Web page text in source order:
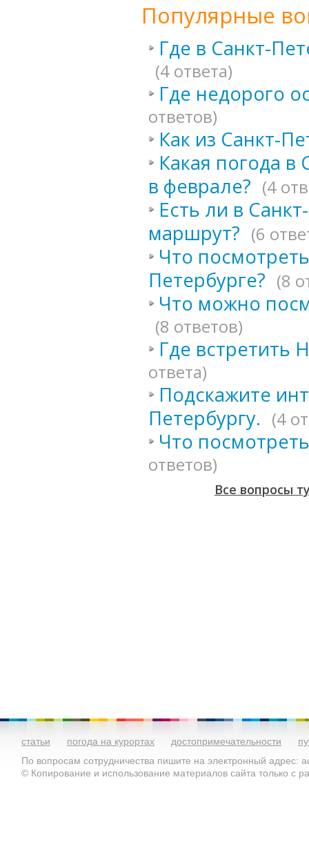
Популярные
Где в Санкт-
(4 ответа)
Где недорого
ответов)
Как из Санкт-
Какая погода в
в феврале? (4
Есть ли в
маршрут? (6
Что
Петербурге? (8
Что можно
(8 ответов)
Где встретить
ответа)
Подскажите
Петербургу. (4
Что
ответов)
Все вопросы
статьи погода на курортах достопримечательности
По вопросам сотрудничества пишите на электронный адрес:
© Копирование и использование материалов сайта только с